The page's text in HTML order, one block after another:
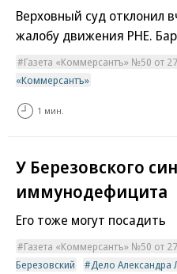
Верховный суд отклонил
жалобу движения РНЕ.
Газета «Коммерсантъ» №50 от
«Коммерсантъ»
1 мин.
У Березовского
иммунодефицита
Его тоже могут посадить
Газета «Коммерсантъ» №50 от
Березовский
Дело Александра